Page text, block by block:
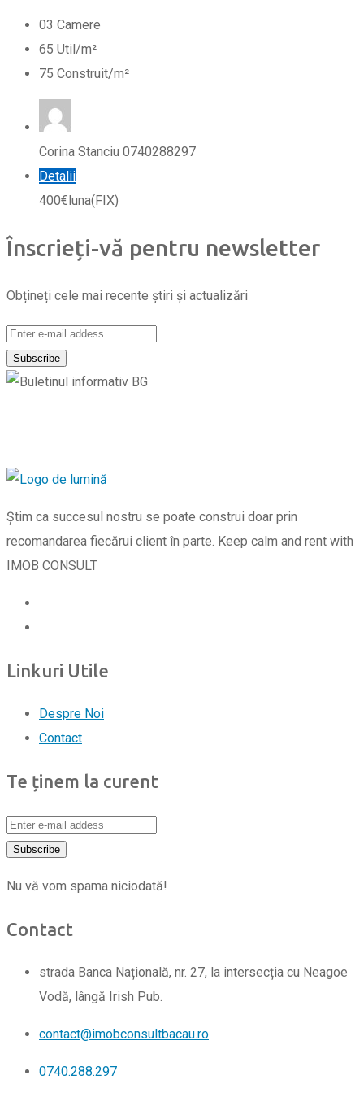
03 Camere
65 Util/m²
75 Construit/m²
Corina Stanciu 0740288297
Detalii
400€luna(FIX)
Înscrieți-vă pentru newsletter
Obțineți cele mai recente știri și actualizări
Știm ca succesul nostru se poate construi doar prin
recomandarea fiecărui client în parte. Keep calm and rent with
IMOB CONSULT
Linkuri Utile
Despre Noi
Contact
Te ținem la curent
Nu vă vom spama niciodată!
Contact
strada Banca Națională, nr. 27, la intersecția cu Neagoe
Vodă, lângă Irish Pub.
contact@imobconsultbacau.ro
0740.288.297